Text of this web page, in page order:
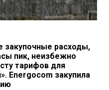
расходы,
пик, неизбежно
тарифов для
Energocom закупила